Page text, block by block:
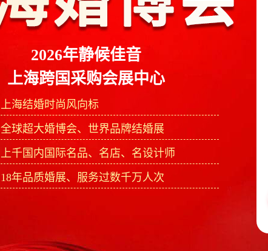
上海结婚时尚风向标
全球超大婚博会、世界品牌结婚展
上千国内国际名品、名店、名设计师
18年品质婚展、服务过数千万人次
2026年静候佳音
上海跨国采购会展中心